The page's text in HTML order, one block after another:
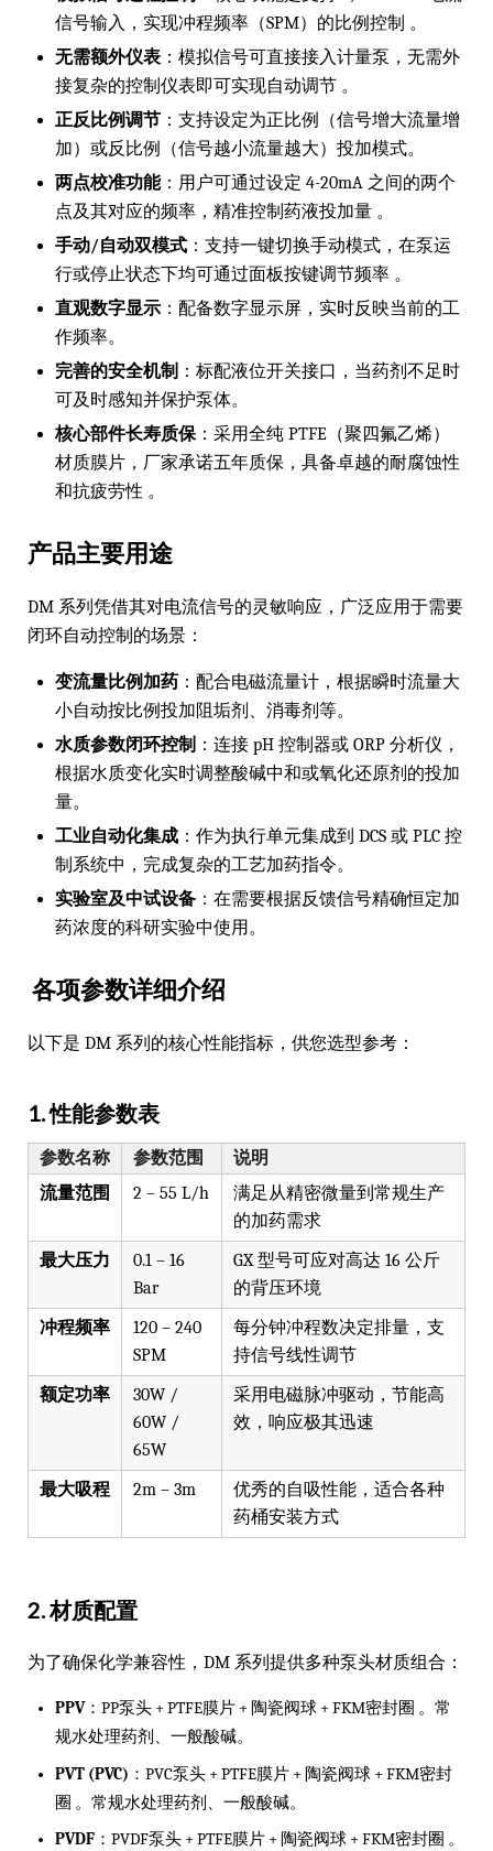
信号输入，实现冲程频率（SPM）的比例控制 。
无需额外仪表 ：模拟信号可直接接入计量泵，无需外
接复杂的控制仪表即可实现自动调节 。
正反比例调节 ：支持设定为正比例（信号增大流量增
加）或反比例（信号越小流量越大）投加模式。
两点校准功能：用户可通过设定 4-20mA 之间的两个
点及其对应的频率，精准控制药液投加量 。
手动/自动双模式 ：支持一键切换手动模式，在泵运
行或停止状态下均可通过面板按键调节频率 。
直观数字显示 ：配备数字显示屏，实时反映当前的工
作频率。
完善的安全机制 ：标配液位开关接口，当药剂不足时
可及时感知并保护泵体。
核心部件长寿质保：采用全纯 PTFE（聚四氟乙烯）
材质膜片，厂家承诺五年质保，具备卓越的耐腐蚀性
和抗疲劳性 。
产品主要用途
DM 系列凭借其对电流信号的灵敏响应，广泛应用于需要
闭环自动控制的场景：
变流量比例加药 ：配合电磁流量计，根据瞬时流量大
小自动按比例投加阻垢剂、消毒剂等。
水质参数闭环控制 ：连接 pH 控制器或 ORP 分析仪，
根据水质变化实时调整酸碱中和或氧化还原剂的投加
量。
工业自动化集成 ：作为执行单元集成到 DCS 或 PLC 控
制系统中，完成复杂的工艺加药指令。
实验室及中试设备 ：在需要根据反馈信号精确恒定加
药浓度的科研实验中使用。
各项参数详细介绍
以下是 DM 系列的核心性能指标，供您选型参考：
1. 性能参数表
参数名称 参数范围
说明
流量范围
2 – 55 L/h
满足从精密微量到常规生产
的加药需求
最大压力
0.1 – 16
Bar
GX 型号可应对高达 16 公斤
的背压环境
冲程频率
120 – 240
SPM
每分钟冲程数决定排量，支
持信号线性调节
额定功率
30W /
60W /
65W
采用电磁脉冲驱动，节能高
效，响应极其迅速
最大吸程 2m – 3m
优秀的自吸性能，适合各种
药桶安装方式
2. 材质配置
为了确保化学兼容性，DM 系列提供多种泵头材质组合：
PPV：PP泵头 + PTFE膜片 + 陶瓷阀球 + FKM密封圈 。常
规水处理药剂、一般酸碱。
PVT (PVC) ：PVC泵头 + PTFE膜片 + 陶瓷阀球 + FKM密封
圈 。常规水处理药剂、一般酸碱。
PVDF ：PVDF泵头 + PTFE膜片 + 陶瓷阀球 + FKM密封圈 。